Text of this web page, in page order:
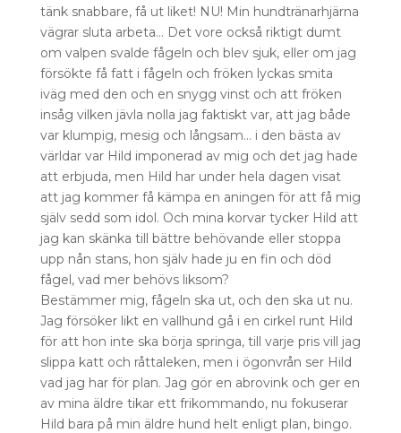
tänk snabbare, få ut liket! NU! Min hundtränarhjärna
vägrar sluta arbeta… Det vore också riktigt dumt
om valpen svalde fågeln och blev sjuk, eller om jag
försökte få fatt i fågeln och fröken lyckas smita
iväg med den och en snygg vinst och att fröken
insåg vilken jävla nolla jag faktiskt var, att jag både
var klumpig, mesig och långsam… i den bästa av
världar var Hild imponerad av mig och det jag hade
att erbjuda, men Hild har under hela dagen visat
att jag kommer få kämpa en aningen för att få mig
själv sedd som idol. Och mina korvar tycker Hild att
jag kan skänka till bättre behövande eller stoppa
upp nån stans, hon själv hade ju en fin och död
fågel, vad mer behövs liksom?
Bestämmer mig, fågeln ska ut, och den ska ut nu.
Jag försöker likt en vallhund gå i en cirkel runt Hild
för att hon inte ska börja springa, till varje pris vill jag
slippa katt och råttaleken, men i ögonvrån ser Hild
vad jag har för plan. Jag gör en abrovink och ger en
av mina äldre tikar ett frikommando, nu fokuserar
Hild bara på min äldre hund helt enligt plan, bingo.